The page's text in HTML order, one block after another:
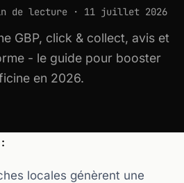
de lecture · 11 juillet 2026
GBP, click & collect, avis et
- le guide pour booster
en 2026.
locales génèrent une